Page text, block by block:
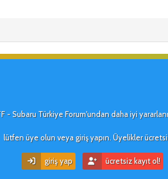
- Subaru Türkiye Forum'undan daha iyi
lütfen üye olun veya giriş yapın. Üyelikler
giriş yap ücretsiz kayıt ol!
Araç 140 binde ve bakımları düzgün
sesi gibi bir sorunumuz mevcut;
Özellikle gaza çok basıp
sorun neden olabilir?